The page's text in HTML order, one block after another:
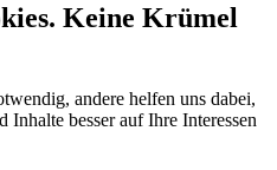
Keine Krümel
andere helfen uns dabei,
Inhalte besser auf Ihre Interessen